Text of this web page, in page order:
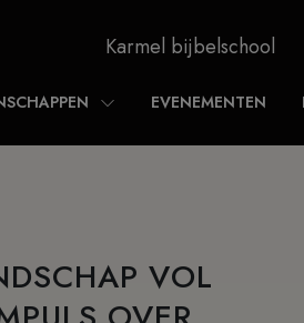
Karmel bijbelschool
EVENEMENTEN
VOL